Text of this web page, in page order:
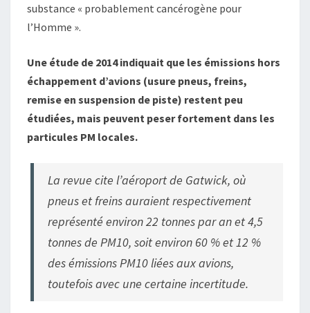
substance « probablement cancérogène pour
l’Homme ».
Une étude de 2014 indiquait que les émissions hors
échappement d’avions (usure pneus, freins,
remise en suspension de piste) restent peu
étudiées, mais peuvent peser fortement dans les
particules PM locales.
La revue cite l’aéroport de Gatwick, où
pneus et freins auraient respectivement
représenté environ 22 tonnes par an et 4,5
tonnes de PM10, soit environ 60 % et 12 %
des émissions PM10 liées aux avions,
toutefois avec une certaine incertitude.